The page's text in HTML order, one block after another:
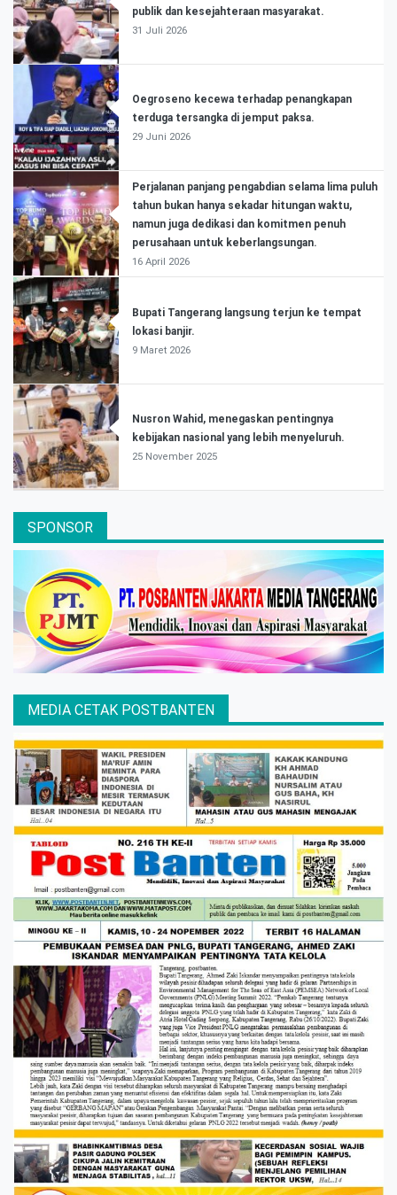
publik dan kesejahteraan masyarakat.
31 Juli 2026
Oegroseno kecewa terhadap penangkapan
terduga tersangka di jemput paksa.
29 Juni 2026
Perjalanan panjang pengabdian selama lima puluh
tahun bukan hanya sekadar hitungan waktu,
namun juga dedikasi dan komitmen penuh
perusahaan untuk keberlangsungan.
16 April 2026
Bupati Tangerang langsung terjun ke tempat
lokasi banjir.
9 Maret 2026
Nusron Wahid, menegaskan pentingnya
kebijakan nasional yang lebih menyeluruh.
25 November 2025
SPONSOR
MEDIA CETAK POSTBANTEN